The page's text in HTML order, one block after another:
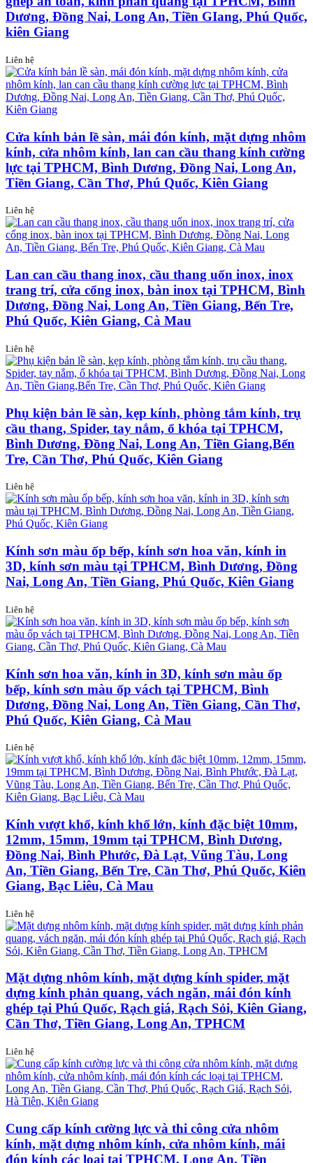
Dương, Đồng Nai, Long An, Tiền GIang, Phú Quốc,
kiên Giang
Liên hệ
Cửa kính bản lề sàn, mái đón kính, mặt dựng nhôm
kính, cửa nhôm kính, lan can cầu thang kính cường
lực tại TPHCM, Bình Dương, Đồng Nai, Long An,
Tiền Giang, Cần Thơ, Phú Quốc, Kiên Giang
Liên hệ
Lan can cầu thang inox, cầu thang uốn inox, inox
trang trí, cửa cổng inox, bàn inox tại TPHCM, Bình
Dương, Đồng Nai, Long An, Tiền Giang, Bến Tre,
Phú Quốc, Kiên Giang, Cà Mau
Liên hệ
Phụ kiện bản lề sàn, kẹp kính, phòng tắm kính, trụ
cầu thang, Spider, tay nắm, ổ khóa tại TPHCM,
Bình Dương, Đồng Nai, Long An, Tiền Giang,Bến
Tre, Cần Thơ, Phú Quốc, Kiên Giang
Liên hệ
Kính sơn màu ốp bếp, kính sơn hoa văn, kính in
3D, kính sơn màu tại TPHCM, Bình Dương, Đồng
Nai, Long An, Tiền Giang, Phú Quốc, Kiên Giang
Liên hệ
Kính sơn hoa văn, kính in 3D, kính sơn màu ốp
bếp, kính sơn màu ốp vách tại TPHCM, Bình
Dương, Đồng Nai, Long An, Tiền Giang, Cần Thơ,
Phú Quốc, Kiên Giang, Cà Mau
Liên hệ
Kính vượt khổ, kính khổ lớn, kính đặc biệt 10mm,
12mm, 15mm, 19mm tại TPHCM, Bình Dương,
Đồng Nai, Bình Phước, Đà Lạt, Vũng Tàu, Long
An, Tiền Giang, Bến Tre, Cần Thơ, Phú Quốc, Kiên
Giang, Bạc Liêu, Cà Mau
Liên hệ
Mặt dựng nhôm kính, mặt dựng kính spider, mặt
dựng kính phản quang, vách ngăn, mái đón kính
ghép tại Phú Quốc, Rạch giá, Rạch Sỏi, Kiên Giang,
Cần Thơ, Tiền Giang, Long An, TPHCM
Liên hệ
Cung cấp kính cường lực và thi công cửa nhôm
kính, mặt dựng nhôm kính, cửa nhôm kính, mái
đón kính các loại tại TPHCM, Long An, Tiền